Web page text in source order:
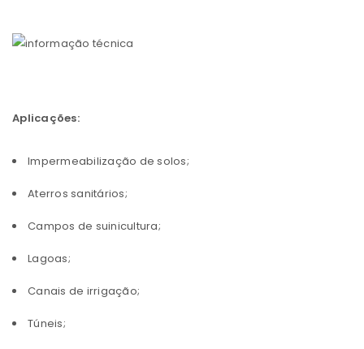
Aplicações:
Impermeabilização de solos;
Aterros sanitários;
Campos de suinicultura;
Lagoas;
Canais de irrigação;
Túneis;